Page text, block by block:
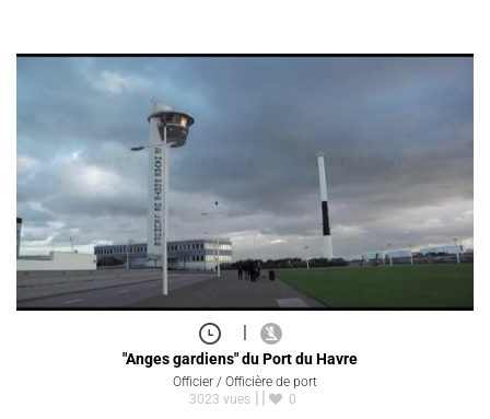
|
"Anges gardiens" du Port du Havre
Officier / Officière de port
3023 vues
0